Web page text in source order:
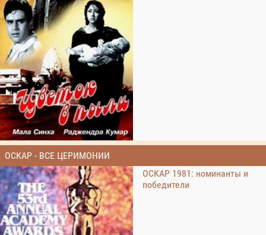
ОСКАР - ВСЕ ЦЕРИМОНИИ
ОСКАР 1981: номинанты и
победители